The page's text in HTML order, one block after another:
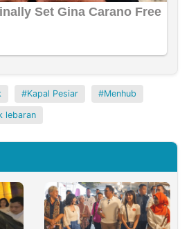
Kapal Pesiar Menhub
lebaran